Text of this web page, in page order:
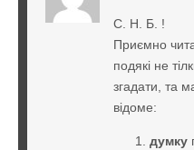
С. Н. Б. !
Приємно
подякі не
згадати, та
відоме:
думку